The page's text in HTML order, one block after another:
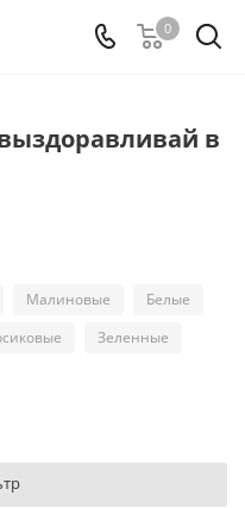
0
в
Малиновые
Белые
Зеленные